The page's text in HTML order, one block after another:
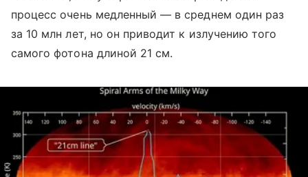
процесс очень медленный — в среднем один раз
за 10 млн лет, но он приводит к излучению того
самого фотона длиной 21 см.